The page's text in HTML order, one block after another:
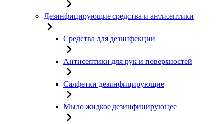
Дезинфицирующие средства и антисептики
Средства для дезинфекции
Антисептики для рук и поверхностей
Салфетки дезинфицирующие
Мыло жидкое дезинфицирующее